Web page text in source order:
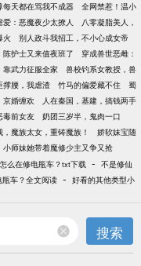
每天都在骂我不成器
全网禁惹！温小
爱：恶魔夜少太撩人
八零凝脂美人，
火
别人政斗我招工，不小心成女帝
陈护士又来值夜班了
穿成兽世恶雌：
靠武力征服全家
兽校钓系女教授，兽
撑腰，我虐渣 竹马的偏爱藏不住
蜀
京婚缠欢
人在秦国，基建，搞钱两手
毒前女友
奶团三岁半，鬼肉一口
，魔族太女，重铸魔族！
娇软妹宝随
小师妹她带着魔修少主又争又抢
么在修电瓶车？txt下载 - 不是修仙
车？全文阅读 - 好看的其他类型小
搜索